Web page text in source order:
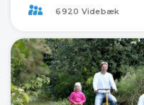
6920 Videbæk